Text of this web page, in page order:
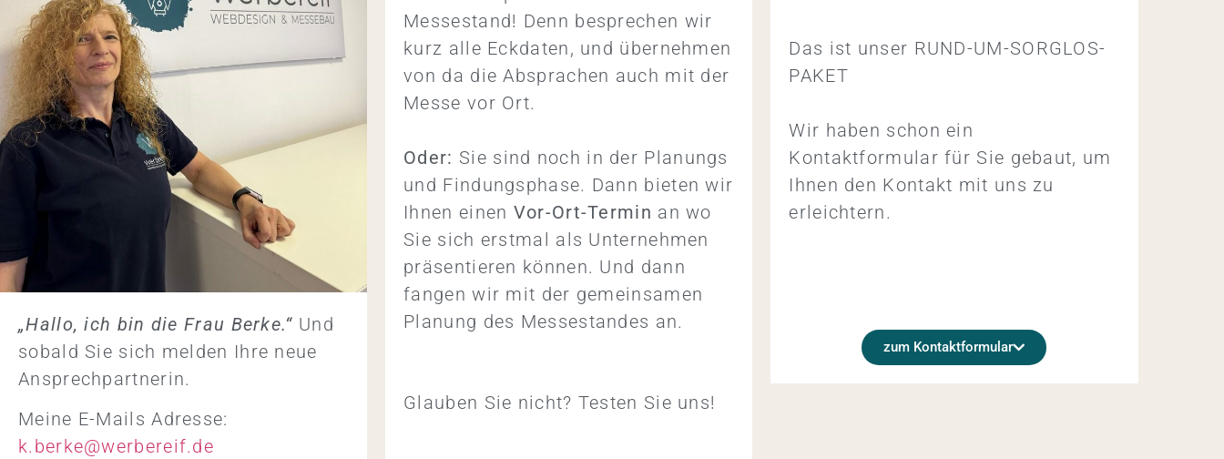
„Hallo, ich bin die Frau Berke.“ Und
sobald Sie sich melden Ihre neue
Ansprechpartnerin.
Meine E-Mails Adresse:
k.berke@werbereif.de
Messestand! Denn besprechen wir
kurz alle Eckdaten, und übernehmen
von da die Absprachen auch mit der
Messe vor Ort.
Oder: Sie sind noch in der Planungs
und Findungsphase. Dann bieten wir
Ihnen einen Vor-Ort-Termin an wo
Sie sich erstmal als Unternehmen
präsentieren können. Und dann
fangen wir mit der gemeinsamen
Planung des Messestandes an.
Glauben Sie nicht? Testen Sie uns!
Das ist unser RUND-UM-SORGLOS-
PAKET
Wir haben schon ein
Kontaktformular für Sie gebaut, um
Ihnen den Kontakt mit uns zu
erleichtern.
zum Kontaktformular